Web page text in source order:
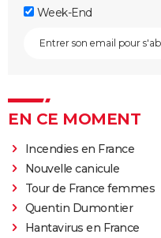
Week-End
EN CE MOMENT
Incendies en France
Nouvelle canicule
Tour de France femmes
Quentin Dumontier
Hantavirus en France